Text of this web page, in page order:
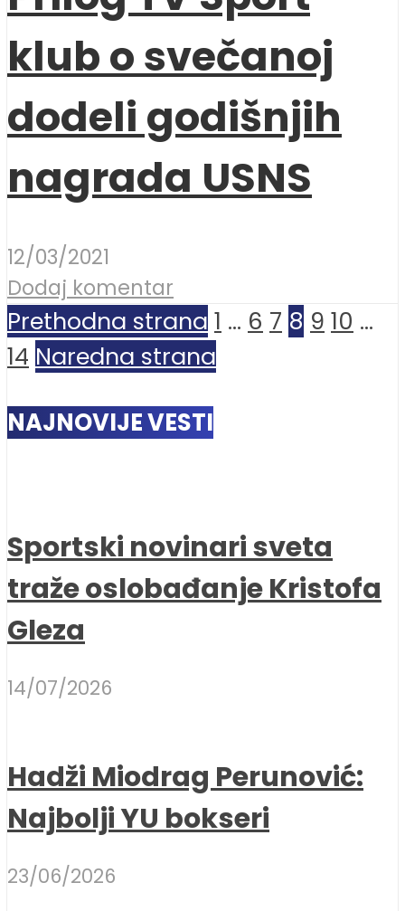
klub o svečanoj
dodeli godišnjih
nagrada USNS
12/03/2021
Dodaj komentar
Prethodna strana 1 … 6 7 8 9 10 …
14 Naredna strana
NAJNOVIJE VESTI
Sportski novinari sveta
traže oslobađanje Kristofa
Gleza
14/07/2026
Hadži Miodrag Perunović:
Najbolji YU bokseri
23/06/2026